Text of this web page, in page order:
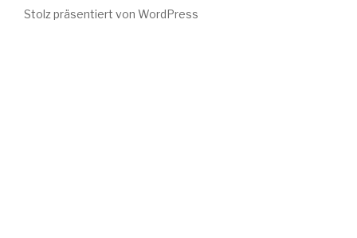
Stolz präsentiert von WordPress